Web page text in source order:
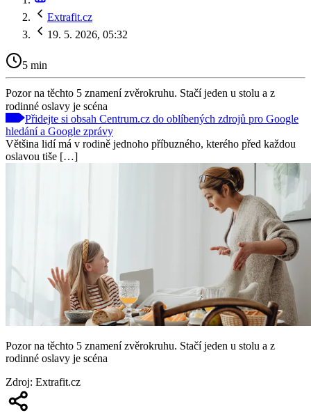
Extrafit.cz
19. 5. 2026, 05:32
5 min
Pozor na těchto 5 znamení zvěrokruhu. Stačí jeden u stolu a z
rodinné oslavy je scéna
Přidejte si obsah Centrum.cz do oblíbených zdrojů pro Google
hledání a Google zprávy
Většina lidí má v rodině jednoho příbuzného, kterého před každou
oslavou tiše […]
Pozor na těchto 5 znamení zvěrokruhu. Stačí jeden u stolu a z
rodinné oslavy je scéna
Zdroj: Extrafit.cz